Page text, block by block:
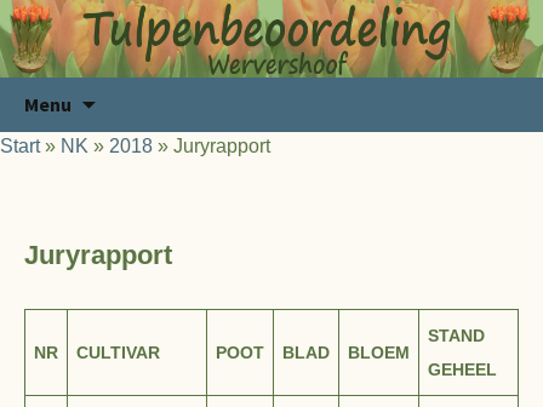
Menu
de
Start» NK » 2018 » Juryrapport
Juryrapport
NR CULTIVAR POOT BLAD BLOEM
STAND
GEHEEL